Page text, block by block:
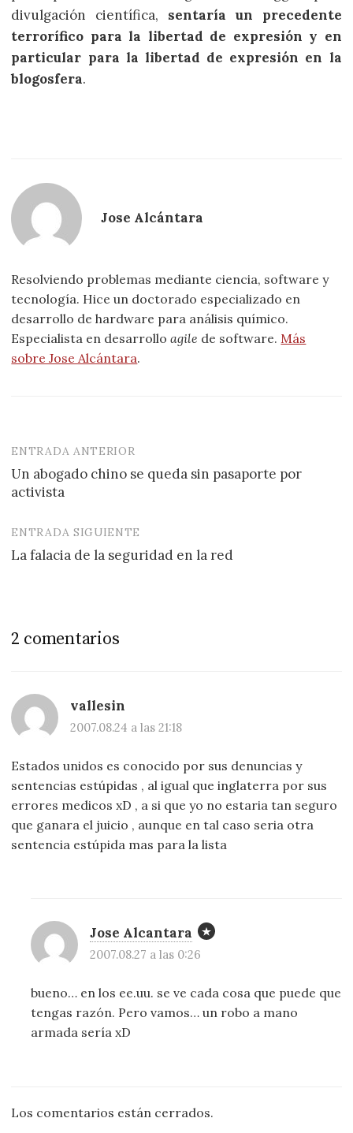
divulgación científica, sentaría un precedente
terrorífico para la libertad de expresión y en
particular para la libertad de expresión en la
blogosfera.
Jose Alcántara
Resolviendo problemas mediante ciencia, software y
tecnología. Hice un doctorado especializado en
desarrollo de hardware para análisis químico.
Especialista en desarrolloagile de software. Más
sobre Jose Alcántara.
Navegación
de
ENTRADA ANTERIOR
Un abogado chino se queda sin pasaporte por
activista
ENTRADA SIGUIENTE
La falacia de la seguridad en la red
2 comentarios
vallesin
2007.08.24 a las 21:18
Estados unidos es conocido por sus denuncias y
sentencias estúpidas , al igual que inglaterra por sus
errores medicos xD , a si que yo no estaria tan seguro
que ganara el juicio , aunque en tal caso seria otra
sentencia estúpida mas para la lista
Jose Alcantara
2007.08.27 a las 0:26
bueno… en los ee.uu. se ve cada cosa que puede que
tengas razón. Pero vamos… un robo a mano
armada sería xD
Los comentarios están cerrados.